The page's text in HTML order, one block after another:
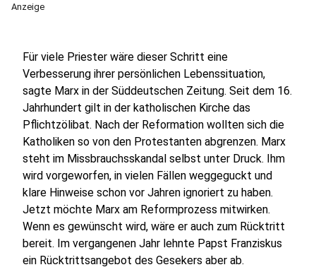
Anzeige
Für viele Priester wäre dieser Schritt eine
Verbesserung ihrer persönlichen Lebenssituation,
sagte Marx in der Süddeutschen Zeitung. Seit dem 16.
Jahrhundert gilt in der katholischen Kirche das
Pflichtzölibat. Nach der Reformation wollten sich die
Katholiken so von den Protestanten abgrenzen. Marx
steht im Missbrauchsskandal selbst unter Druck. Ihm
wird vorgeworfen, in vielen Fällen weggeguckt und
klare Hinweise schon vor Jahren ignoriert zu haben.
Jetzt möchte Marx am Reformprozess mitwirken.
Wenn es gewünscht wird, wäre er auch zum Rücktritt
bereit. Im vergangenen Jahr lehnte Papst Franziskus
ein Rücktrittsangebot des Gesekers aber ab.